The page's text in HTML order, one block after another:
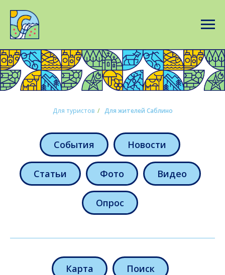
Для туристов / Для жителей Саблино
События Новости
Статьи Фото Видео
Опрос
Карта Поиск